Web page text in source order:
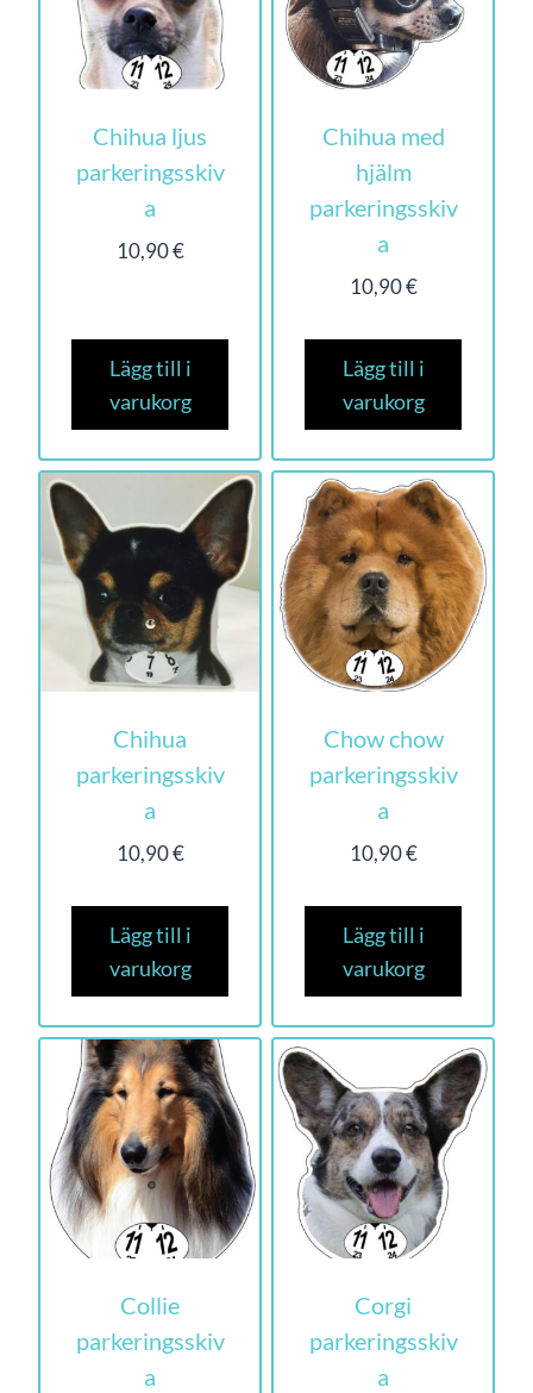
Chihua ljus
parkeringsskiv
a
10,90€
Lägg till i
varukorg
Chihua med
hjälm
parkeringsskiv
a
10,90€
Lägg till i
varukorg
Chihua
parkeringsskiv
a
10,90€
Lägg till i
varukorg
Chow chow
parkeringsskiv
a
10,90€
Lägg till i
varukorg
Collie
parkeringsskiv
a
Corgi
parkeringsskiv
a